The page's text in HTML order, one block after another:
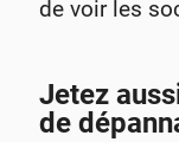
de voir les
Jetez
de